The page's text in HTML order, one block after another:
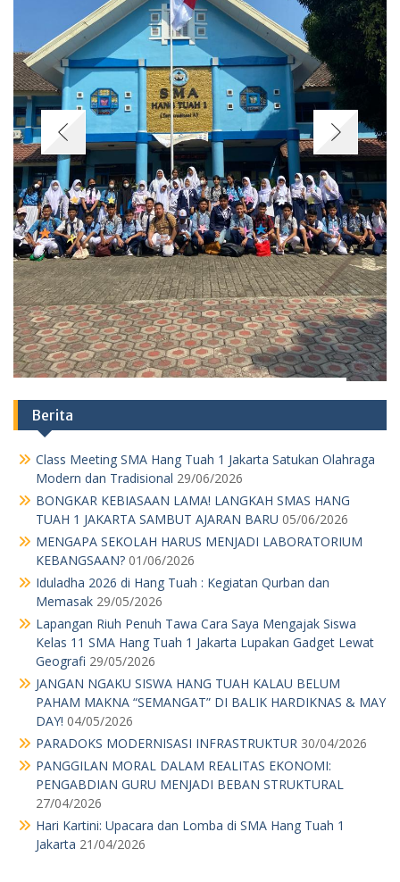
Berita
Class Meeting SMA Hang Tuah 1 Jakarta Satukan Olahraga
Modern dan Tradisional 29/06/2026
BONGKAR KEBIASAAN LAMA! LANGKAH SMAS HANG
TUAH 1 JAKARTA SAMBUT AJARAN BARU 05/06/2026
MENGAPA SEKOLAH HARUS MENJADI LABORATORIUM
KEBANGSAAN? 01/06/2026
Iduladha 2026 di Hang Tuah : Kegiatan Qurban dan
Memasak 29/05/2026
Lapangan Riuh Penuh Tawa Cara Saya Mengajak Siswa
Kelas 11 SMA Hang Tuah 1 Jakarta Lupakan Gadget Lewat
JANGAN NGAKU SISWA HANG TUAH KALAU BELUM
PAHAM MAKNA “SEMANGAT” DI BALIK HARDIKNAS & MAY
PARADOKS MODERNISASI INFRASTRUKTUR 30/04/2026
PENGABDIAN GURU MENJADI BEBAN STRUKTURAL
27/04/2026
Hari Kartini: Upacara dan Lomba di SMA Hang Tuah 1
Jakarta 21/04/2026
Menu
Home
Identitas Sekolah
Alumni
Daftar Nama Guru dan Karyawan
Kotak Saran
Agenda
Pengumuman Kelulusan
Download
Kotak Saran